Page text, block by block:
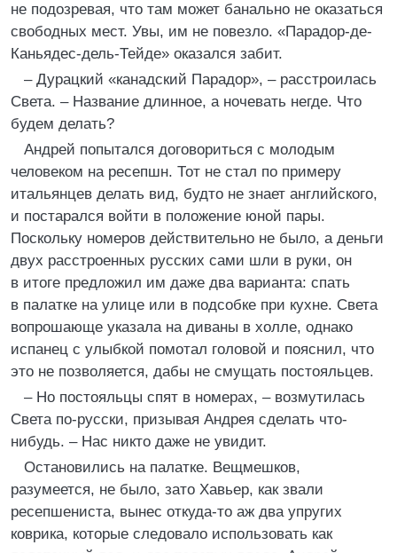
не подозревая, что там может банально не оказаться
свободных мест. Увы, им не повезло. «Парадор-де-
Каньядес-дель-Тейде» оказался забит.
– Дурацкий «канадский Парадор», – расстроилась
Света. – Название длинное, а ночевать негде. Что
будем делать?
Андрей попытался договориться с молодым
человеком на ресепшн. Тот не стал по примеру
итальянцев делать вид, будто не знает английского,
и постарался войти в положение юной пары.
Поскольку номеров действительно не было, а деньги
двух расстроенных русских сами шли в руки, он
в итоге предложил им даже два варианта: спать
в палатке на улице или в подсобке при кухне. Света
вопрошающе указала на диваны в холле, однако
испанец с улыбкой помотал головой и пояснил, что
это не позволяется, дабы не смущать постояльцев.
– Но постояльцы спят в номерах, – возмутилась
Света по-русски, призывая Андрея сделать что-
нибудь. – Нас никто даже не увидит.
Остановились на палатке. Вещмешков,
разумеется, не было, зато Хавьер, как звали
ресепшениста, вынес откуда-то аж два упругих
коврика, которые следовало использовать как